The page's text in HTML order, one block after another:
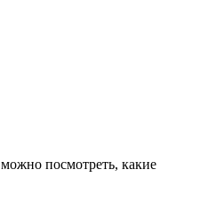
посмотреть, какие